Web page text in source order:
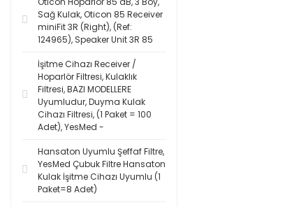
Sağ Kulak, Oticon 85 Receiver
miniFit 3R (Right), (Ref:
124965), Speaker Unit 3R 85
İşitme Cihazı Receiver /
Hoparlör Filtresi, Kulaklık
Filtresi, BAZI MODELLERE
Uyumludur, Duyma Kulak
Cihazı Filtresi, (1 Paket = 100
Adet), YesMed -
Hansaton Uyumlu Şeffaf Filtre,
YesMed Çubuk Filtre Hansaton
Kulak İşitme Cihazı Uyumlu (1
Paket=8 Adet)